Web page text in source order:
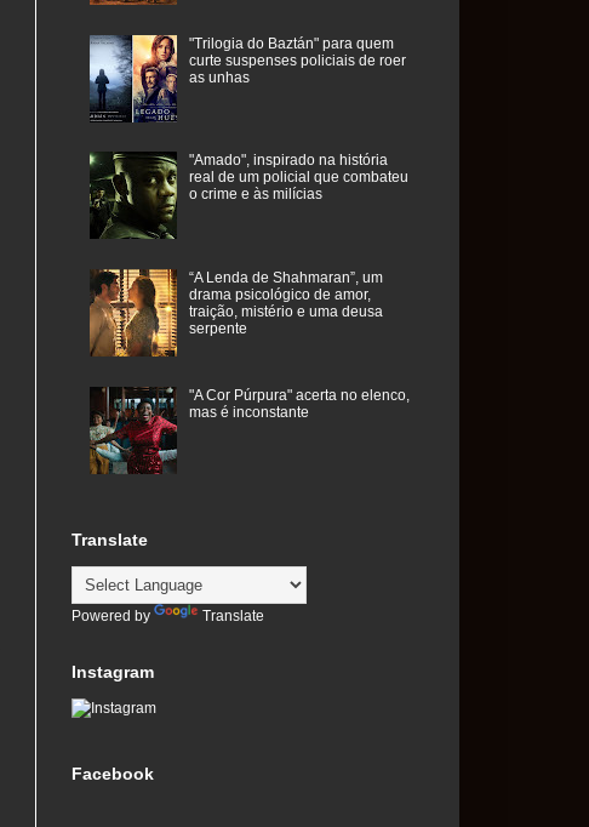
"Trilogia do Baztán" para quem
curte suspenses policiais de roer
as unhas
"Amado", inspirado na história
real de um policial que combateu
o crime e às milícias
“A Lenda de Shahmaran”, um
drama psicológico de amor,
traição, mistério e uma deusa
serpente
"A Cor Púrpura" acerta no elenco,
mas é inconstante
Translate
Powered by Translate
Instagram
Facebook